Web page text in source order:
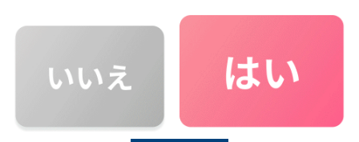
軽にご相談ください。
相性ピッタリの先生による体験授業の
内容を決めましょう